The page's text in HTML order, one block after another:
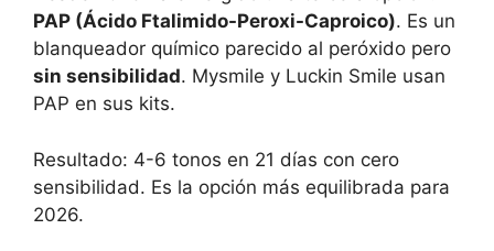
PAP (Ácido Ftalimido-Peroxi-Caproico). Es un
blanqueador químico parecido al peróxido pero
sin sensibilidad. Mysmile y Luckin Smile usan
PAP en sus kits.
Resultado: 4-6 tonos en 21 días con cero
sensibilidad. Es la opción más equilibrada para
2026.